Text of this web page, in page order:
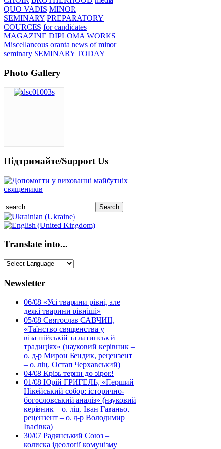
QUO VADIS MINOR
SEMINARY PREPARATORY
COURCES for candidates
MAGAZINE DIPLOMA WORKS
Miscellaneous oranta news of minor
seminary SEMINARY TODAY
Photo Gallery
Підтримайте/Support Us
Translate into...
Newsletter
06/08 «Усі тварини рівні, але
деякі тварини рівніші»
05/08 Святослав САВЧИН,
«Таїнство священства у
візантійській та латинській
традиціях» (науковий керівник –
о. д-р Мирон Бендик, рецензент
– о. ліц. Остап Черхавський)
04/08 Крізь терни до зірок!
01/08 Юрій ГРИГЕЛЬ, «Перший
Нікейський собор: історично-
богословський аналіз» (науковий
керівник – о. ліц. Іван Гаваньо,
рецензент – о. д-р Володимир
Івасівка)
30/07 Радянський Союз –
колиска ідеології комунізму